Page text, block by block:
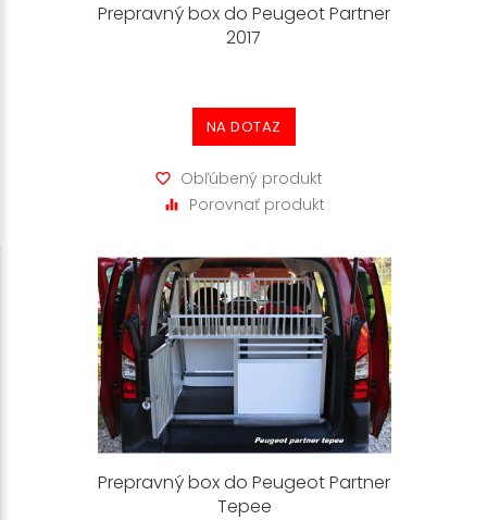
Prepravný box do Peugeot Partner
2017
NA DOTAZ
Obľúbený produkt
Porovnať produkt
Prepravný box do Peugeot Partner
Tepee